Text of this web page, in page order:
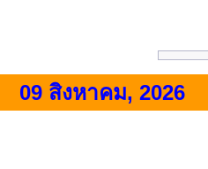
09 สิงหาคม, 2026